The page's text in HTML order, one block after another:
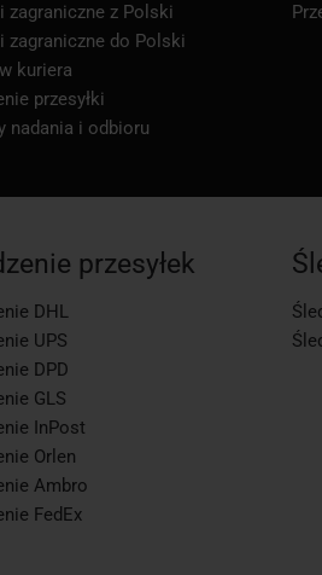
zagraniczne z Polski
zagraniczne do Polski
kuriera
przesyłki
nadania i odbioru
przesyłek
DHL
UPS
DPD
GLS
InPost
Orlen
Ambro
FedEx